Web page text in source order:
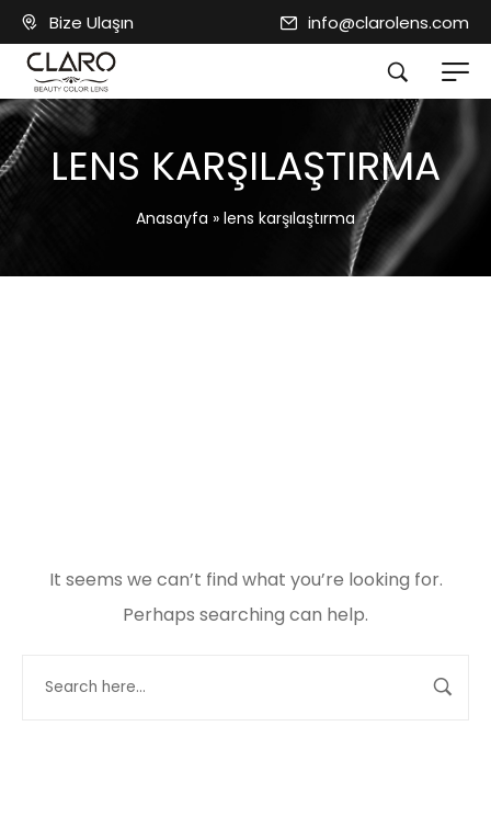
Bize Ulaşın info@clarolens.com
LENS KARŞILAŞTIRMA
Anasayfa » lens karşılaştırma
It seems we can’t find what you’re looking for.
Perhaps searching can help.